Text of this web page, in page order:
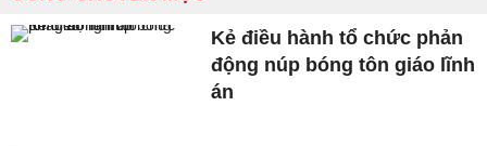
Kẻ điều hành tổ chức phản
động núp bóng tôn giáo lĩnh
án